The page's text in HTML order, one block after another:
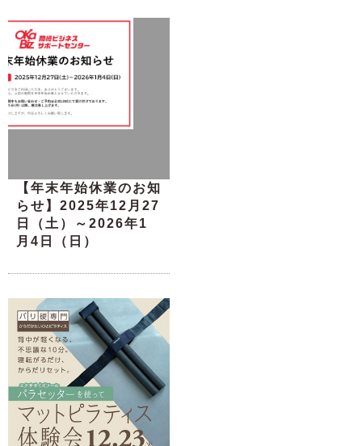
【年末年始休業のお知
らせ】2025年12月27
日（土）～2026年1
月4日（日）